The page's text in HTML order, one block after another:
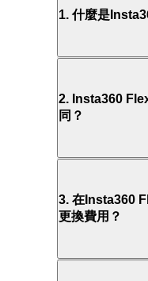
1. 什麼是
2. Insta360
同？
3. 在Insta360
更換費用？